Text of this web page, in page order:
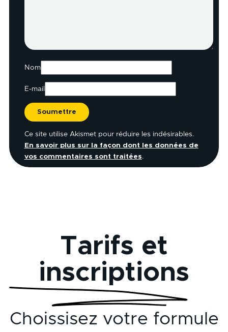
Nom
E-mail
Ce site utilise Akismet pour réduire les indésirables.
En savoir plus sur la façon dont les données de
vos commentaires sont traitées.
Tarifs et
inscriptions
Choissisez votre formule